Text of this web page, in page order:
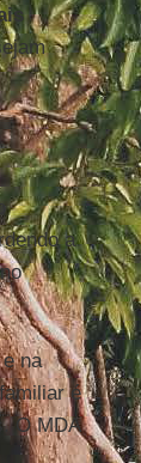
a
na
é
O MDA